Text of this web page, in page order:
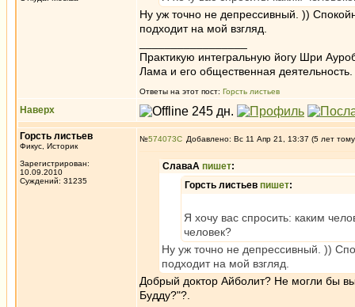
Ну уж точно не депрессивный. ))
подходит на мой взгляд.
Практикую интегральную йогу Шри
Лама и его общественная деятельность.
Ответы на этот пост: Горсть листьев
Наверх
Горсть листьев
Фикус, Историк
Зарегистрирован:
10.09.2010
Суждений: 31235
№574073 Добавлено: Вс 11 Апр 21, 13:37 (5 лет
СлаваА пишет:
Горсть листьев пишет:
Я хочу вас спросить: каким
человек?
Ну уж точно не депрессивный. ))
подходит на мой взгляд.
Добрый доктор Айболит? Не могли бы
Будду?"?.